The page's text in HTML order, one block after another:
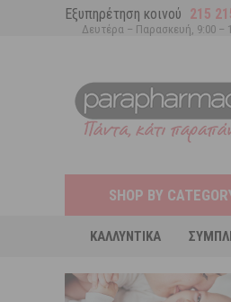
Εξυπηρέτηση κοινού 215
Δευτέρα – Παρασκευή, 9:00 –
SHOP BY
ΚΑΛΛΥΝΤΙΚΆ